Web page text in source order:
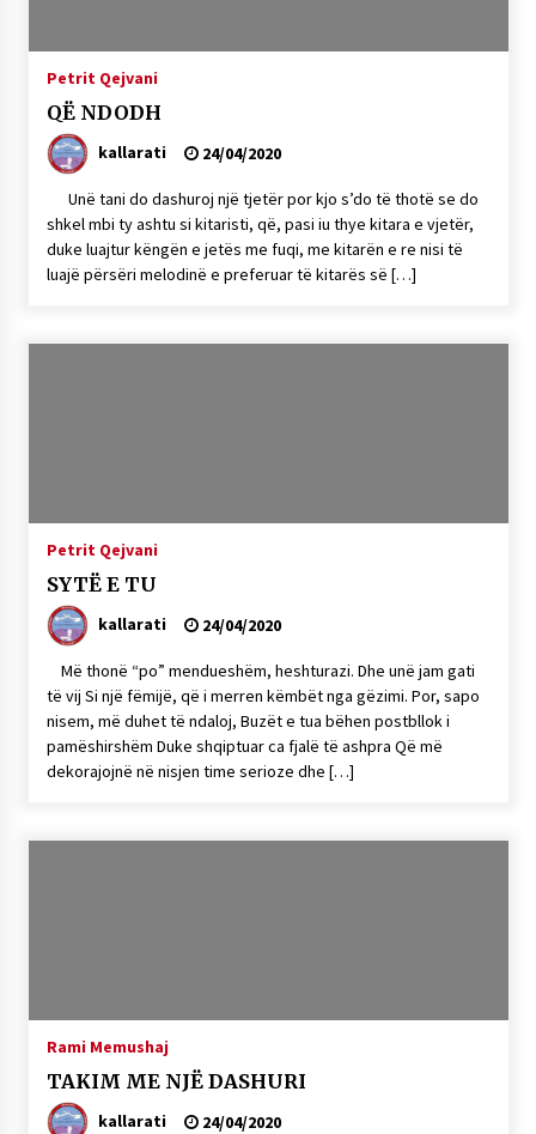
26/05/2026
Gazeta Kallarati nr. 117
03/05/2026
28/01/2026
Mbi kockat e martirëve ngrihet Atdheu
KALLARATI NË AKSIONET KOMBËTARE PËR
RINDËRTIMIN E VENDIT – NGA ÇIZE XHAFERAJ
22/09/2025
– ËNGJËLL HASIMAJ – “KUJTIMET E MIA PËR
KALLARATIN SI MËSUES I MATEMATIKËS, POR
EDHE SI NJË BANOR I PËRKOHSHËM I TIJ”
12/09/2025
Gazeta Kallarati nr. 114
06/02/2025
Petrit Qejvani
QË NDODH
kallarati 24/04/2020
Unë tani do dashuroj një tjetër por kjo s’do të thotë se do
shkel mbi ty ashtu si kitaristi, që, pasi iu thye kitara e vjetër,
duke luajtur këngën e jetës me fuqi, me kitarën e re nisi të
luajë përsëri melodinë e preferuar të kitarës së […]
Petrit Qejvani
SYTË E TU
kallarati 24/04/2020
Më thonë “po” mendueshëm, heshturazi. Dhe unë jam gati
të vij Si një fëmijë, që i merren këmbët nga gëzimi. Por, sapo
nisem, më duhet të ndaloj, Buzët e tua bëhen postbllok i
pamëshirshëm Duke shqiptuar ca fjalë të ashpra Që më
dekorajojnë në nisjen time serioze dhe […]
Rami Memushaj
TAKIM ME NJË DASHURI
kallarati 24/04/2020